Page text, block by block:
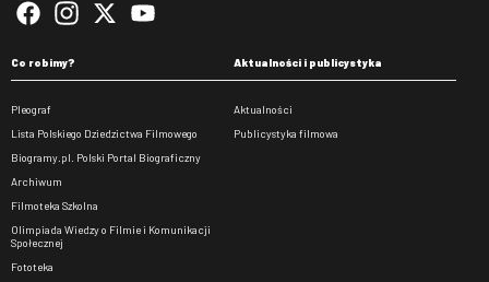
Co robimy?
Pleograf
Lista Polskiego Dziedzictwa Filmowego
Biogramy.pl. Polski Portal Biograficzny
Archiwum
Filmoteka Szkolna
Olimpiada Wiedzy o Filmie i Komunikacji
Społecznej
Fototeka
Aktualności i publicystyka
Aktualności
Publicystyka filmowa